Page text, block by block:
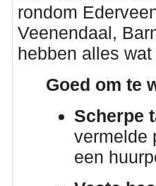
rondom
Veenendaal,
hebben alles
Goed om te
Scherpe
vermelde
een